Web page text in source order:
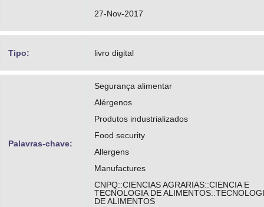
27-Nov-2017
Tipo: livro digital
Palavras-chave:
Segurança alimentar
Alérgenos
Produtos industrializados
Food security
Allergens
Manufactures
CNPQ::CIENCIAS AGRARIAS::CIENCIA E
TECNOLOGIA DE
DE ALIMENTOS